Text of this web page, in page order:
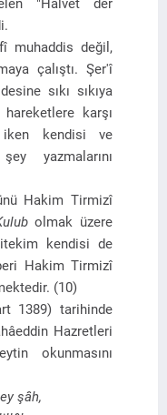
"Halvet der
muhaddis değil,
çalıştı. Şer'î
sıkı sıkıya
karşı
iken kendisi ve
yazmalarını
Hakim Tirmizî
olmak üzere
kendisi de
Hakim Tirmizî
(10)
1389) tarihinde
Hazretleri
okunmasını
şâh,